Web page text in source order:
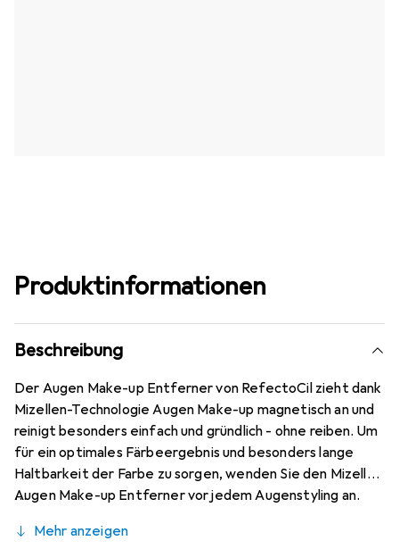
Produktinformationen
Beschreibung
Der Augen Make-up Entferner von RefectoCil zieht dank
Mizellen-Technologie Augen Make-up magnetisch an und
reinigt besonders einfach und gründlich - ohne reiben. Um
für ein optimales Färbeergebnis und besonders lange
Haltbarkeit der Farbe zu sorgen, wenden Sie den Mizellen
Augen Make-up Entferner vor jedem Augenstyling an.
RefectoCil Mizellen Augen Make-up Entferner auch bei
Mehr anzeigen